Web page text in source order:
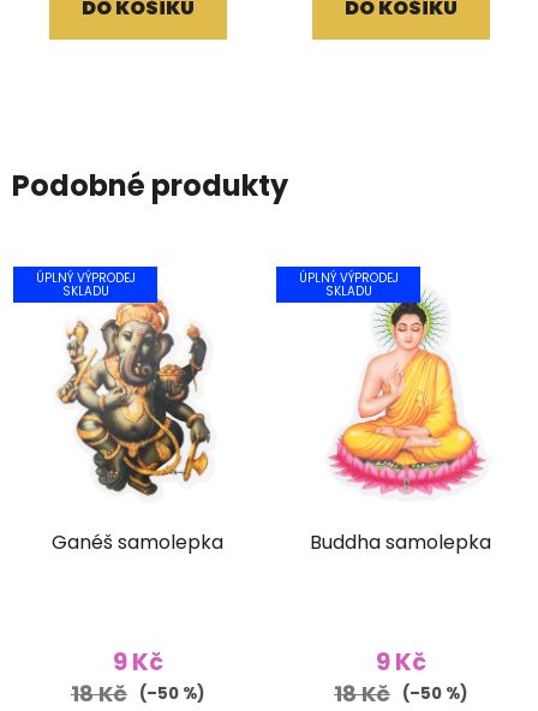
DO KOŠÍKU DO KOŠÍKU
Podobné produkty
ÚPLNÝ VÝPRODEJ
SKLADU
Ganéš samolepka
9 Kč
18 Kč (–50 %)
ÚPLNÝ VÝPRODEJ
SKLADU
Buddha samolepka
9 Kč
18 Kč (–50 %)